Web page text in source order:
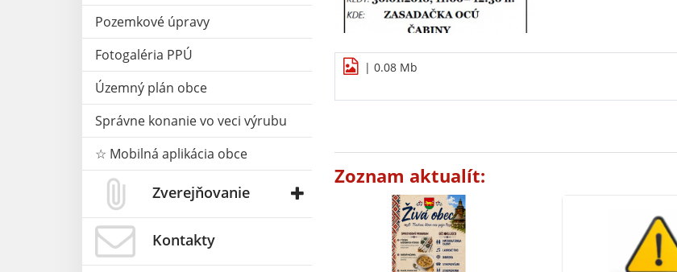
Pozemkové úpravy
Fotogaléria PPÚ
Územný plán obce
Správne konanie vo veci výrubu
☆ Mobilná aplikácia obce
Zverejňovanie
Kontakty
| 0.08 Mb
Zoznam aktualít: